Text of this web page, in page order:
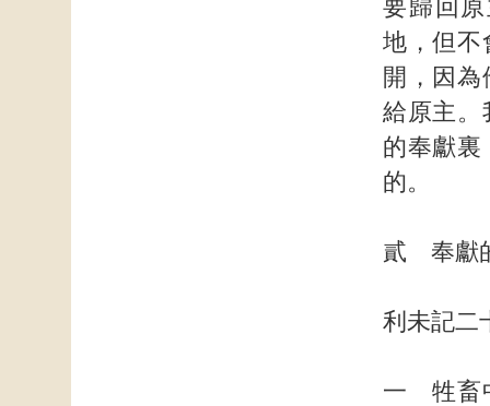
要歸回
地，但不
開，因
給原主。
的奉獻裏
的。
貳 奉獻
利未記二
一 牲畜